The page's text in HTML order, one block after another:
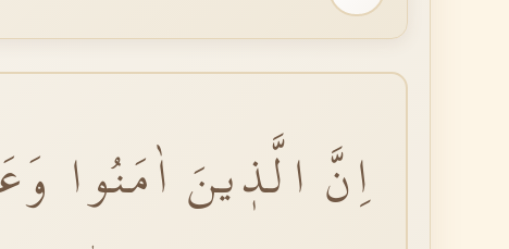
اِنَّ الَّذٖينَ اٰمَنُوا